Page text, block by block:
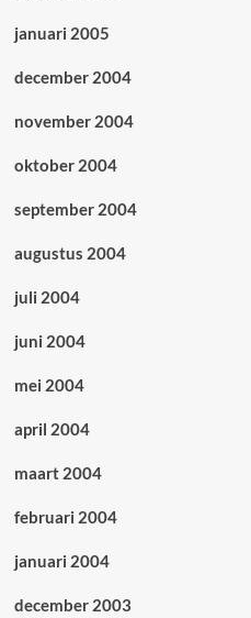
januari 2005
december 2004
november 2004
oktober 2004
september 2004
augustus 2004
juli 2004
juni 2004
mei 2004
april 2004
maart 2004
februari 2004
januari 2004
december 2003